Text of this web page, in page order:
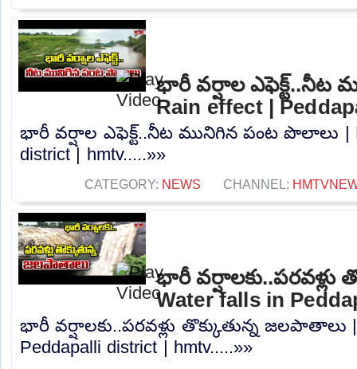
భారీ వర్షాల ఎఫెక్ట్..నీట
Rain effect |
భారీ వర్షాల ఎఫెక్ట్..నీట మునిగిన పంట పొలాలు |
district | hmtv.....»»
CATEGORY: NEWS CHANNEL:
భారీ వర్షాలకు..పరవళ్లు
Water falls in
భారీ వర్షాలకు..పరవళ్లు తొక్కుతున్న జలపాతాలు |
Peddapalli district | hmtv.....»»